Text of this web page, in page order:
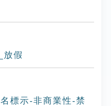
放假
標示-非商業性-禁